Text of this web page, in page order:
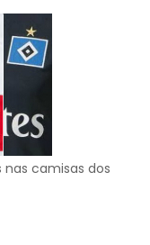
camisas dos